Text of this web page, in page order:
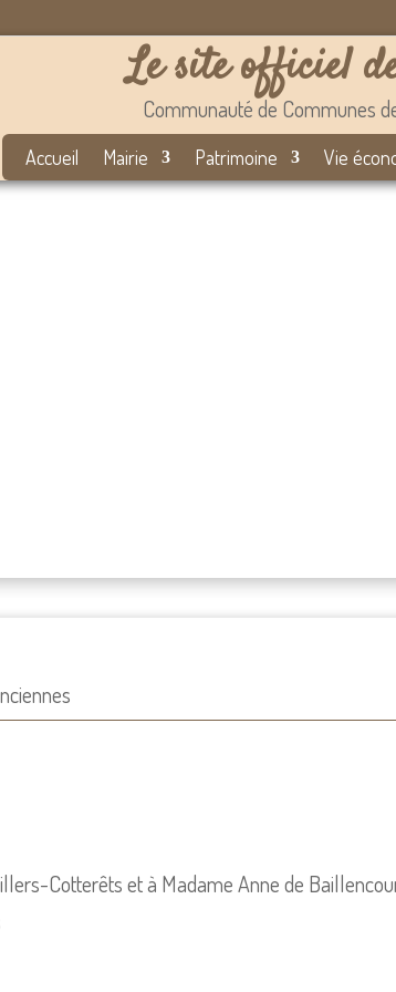
Le site officiel
Communauté de Communes
Accueil Mairie Patrimoine Vie
Cotterêts et à Madame Anne de